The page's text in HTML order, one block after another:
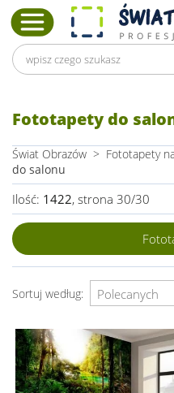
Fototapety do
Świat Obrazów > Fototapety
do salonu
Ilość: 1422, strona 30/30
Sortuj według: